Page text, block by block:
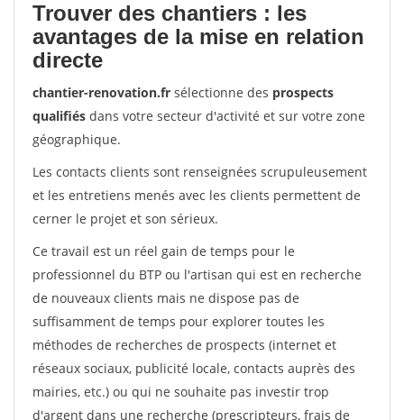
Trouver des chantiers : les
avantages de la mise en relation
directe
chantier-renovation.fr sélectionne des prospects
qualifiés dans votre secteur d'activité et sur votre zone
géographique.
Les contacts clients sont renseignées scrupuleusement
et les entretiens menés avec les clients permettent de
cerner le projet et son sérieux.
Ce travail est un réel gain de temps pour le
professionnel du BTP ou l'artisan qui est en recherche
de nouveaux clients mais ne dispose pas de
suffisamment de temps pour explorer toutes les
méthodes de recherches de prospects (internet et
réseaux sociaux, publicité locale, contacts auprès des
mairies, etc.) ou qui ne souhaite pas investir trop
d'argent dans une recherche (prescripteurs, frais de